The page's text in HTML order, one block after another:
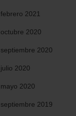
febrero 2021
octubre 2020
septiembre 2020
julio 2020
mayo 2020
septiembre 2019